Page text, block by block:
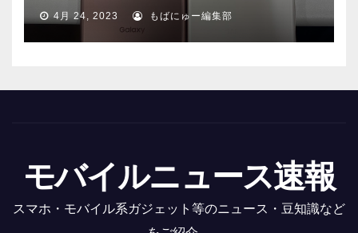
4月 24, 2023 もばにゅー編集部
モバイルニュース速報
スマホ・モバイル系ガジェット等のニュース・豆知識など